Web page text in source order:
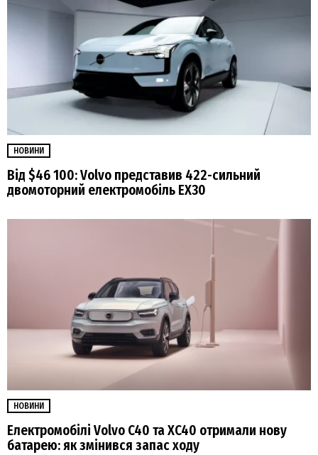
НОВИНИ
Від $46 100: Volvo представив 422-сильний
двомоторний електромобіль EX30
НОВИНИ
Електромобілі Volvo C40 та XC40 отримали нову
батарею: як змінився запас ходу